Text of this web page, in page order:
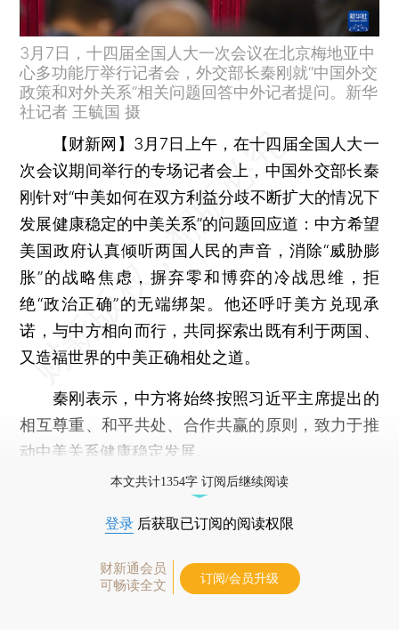
3月7日，十四届全国人大一次会议在北京梅地亚中
心多功能厅举行记者会，外交部长秦刚就“中国外交
政策和对外关系”相关问题回答中外记者提问。新华
社记者 王毓国 摄
【财新网】 3月7日上午，在十四届全国人大一
次会议期间举行的专场记者会上，中国外交部长秦
刚针对“中美如何在双方利益分歧不断扩大的情况下
发展健康稳定的中美关系”的问题回应道：中方希望
美国政府认真倾听两国人民的声音，消除“威胁膨
胀”的战略焦虑，摒弃零和博弈的冷战思维，拒
绝“政治正确”的无端绑架。他还呼吁美方兑现承
诺，与中方相向而行，共同探索出既有利于两国、
又造福世界的中美正确相处之道。
秦刚表示，中方将始终按照习近平主席提出的
相互尊重、和平共处、合作共赢的原则，致力于推
动中美关系健康稳定发展。
本文共计1354字 订阅后继续阅读
登录 后获取已订阅的阅读权限
财新通会员
可畅读全文
订阅/会员升级